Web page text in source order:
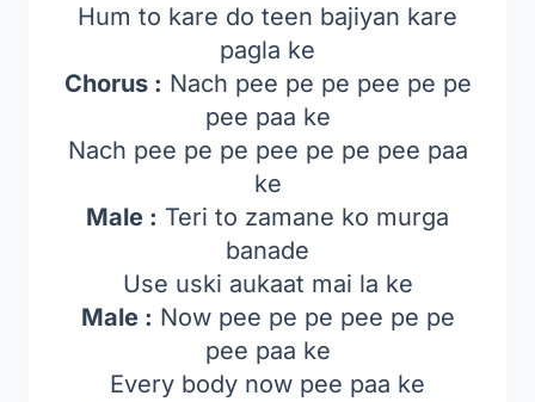
Hum to kare do teen bajiyan kare
pagla ke
Chorus : Nach pee pe pe pee pe pe
pee paa ke
Nach pee pe pe pee pe pe pee paa
ke
Male : Teri to zamane ko murga
banade
Use uski aukaat mai la ke
Male : Now pee pe pe pee pe pe
pee paa ke
Every body now pee paa ke